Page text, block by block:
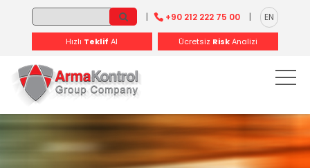
-- -
| +90 212 222 75 00 | EN
Hızlı Teklif Al Ücretsiz RiskAnalizi